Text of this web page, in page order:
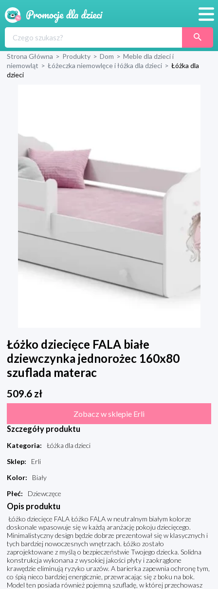
Produkty
Strona Główna > Produkty > Dom > Meble dla dzieci i
niemowląt > Łóżeczka niemowlęce i łóżka dla dzieci > Łóżka dla
dzieci
Łóżko dziecięce FALA białe
dziewczynka jednorożec 160x80
szuflada materac
509.6 zł
Zobacz w sklepie Erli
Szczegóły produktu
Kategoria:
Łóżka dla dzieci
Sklep:
Erli
Kolor:
Biały
Płeć: Dziewczęce
Opis produktu
Łóżko dziecięce FALA Łóżko FALA w neutralnym białym kolorze
doskonale wpasowuje się w każdą aranżację pokoju dziecięcego.
Minimalistyczny design będzie dobrze prezentował się w klasycznych i
tych bardziej nowoczesnych wnętrzach. Łóżko zostało
zaprojektowane z myślą o bezpieczeństwie Twojego dziecka. Solidna
konstrukcja wykonana z wysokiej jakości płyty i zaokrąglone
krawędzie eliminują ryzyko urazów. A barierka zapewnia ochronę tym,
co śpią nieco bardziej energicznie, przewracając się z boku na bok.
Model ten posiada również pojemną szufladę, w której przechowasz